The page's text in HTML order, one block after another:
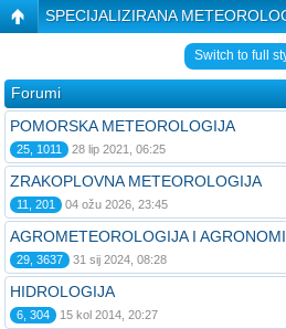
SPECIJALIZIRANA
Switch to full
Forumi
POMORSKA METEOROLOGIJA
25, 1011 28 lip 2021, 06:25
ZRAKOPLOVNA METEOROLOGIJA
11, 201 04 ožu 2026, 23:45
AGROMETEOROLOGIJA I
29, 3637 31 sij 2024, 08:28
HIDROLOGIJA
6, 304 15 kol 2014, 20:27